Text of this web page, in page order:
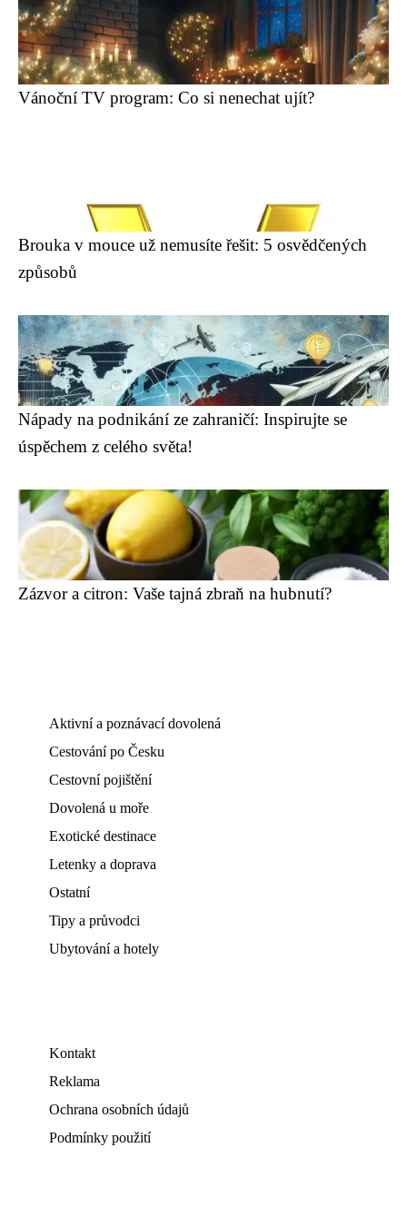
Vánoční TV program: Co si nenechat ujít?
Brouka v mouce už nemusíte řešit: 5 osvědčených
způsobů
Nápady na podnikání ze zahraničí: Inspirujte se
úspěchem z celého světa!
Zázvor a citron: Vaše tajná zbraň na hubnutí?
Aktivní a poznávací dovolená
Cestování po Česku
Cestovní pojištění
Dovolená u moře
Exotické destinace
Letenky a doprava
Ostatní
Tipy a průvodci
Ubytování a hotely
Kontakt
Reklama
Ochrana osobních údajů
Podmínky použití